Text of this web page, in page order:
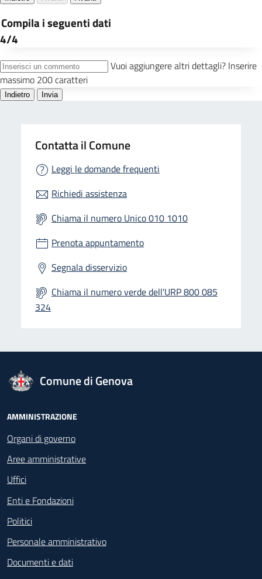
Contatta il Comune
Leggi le domande frequenti
Richiedi assistenza
Chiama il numero Unico 010 1010
Prenota appuntamento
Segnala disservizio
Chiama il numero verde dell'URP 800 085
324
logo Unione Europea
Comune di Genova
Footer - Navigazione
AMMINISTRAZIONE
Organi di governo
Aree amministrative
Uffici
Enti e Fondazioni
Politici
Personale amministrativo
Documenti e dati